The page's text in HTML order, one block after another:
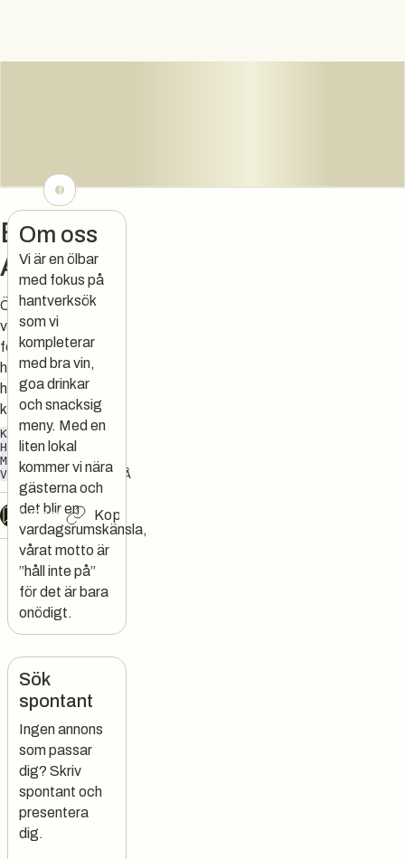
Bar
Arketyp
Ölbaren i
vardagsrummet,
fokus på
hantverksöl. Gött
häng och
kreativitet
KUNSKAP
HANTVERKSÖL
MUSIK
VI HÅLLER INTE PÅ
Chat Kopiera länk
Om oss
Vi är en ölbar
med fokus på
hantverksök
som vi
kompleterar
med bra vin,
goa drinkar
och snacksig
meny. Med en
liten lokal
kommer vi nära
gästerna och
det blir en
vardagsrumskänsla,
vårat motto är
”håll inte på”
för det är bara
onödigt.
Sök
spontant
Ingen annons
som passar
dig? Skriv
spontant och
presentera
dig.